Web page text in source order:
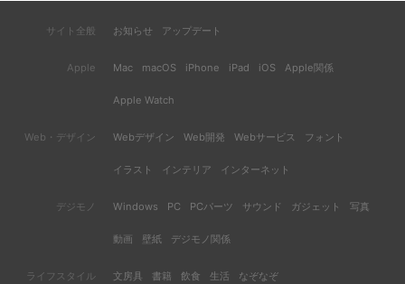
サイト全般 お知らせ アップデート
Apple Mac macOS iPhone iPad iOS Apple関係
Apple Watch
Web・デザイン Webデザイン Web開発 Webサービス フォント
イラスト インテリア インターネット
デジモノ Windows PC PCパーツ サウンド ガジェット 写真
動画 壁紙 デジモノ関係
ライフスタイル 文房具 書籍 飲食 生活 なぞなぞ